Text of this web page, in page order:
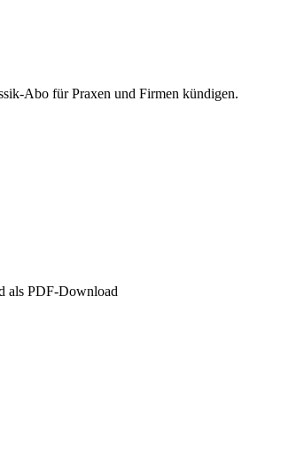
Abo für Praxen und Firmen kündigen.
als PDF-Download